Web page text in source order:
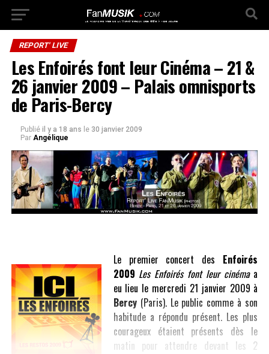
REPORT' LIVE
Les Enfoirés font leur Cinéma – 21 &
26 janvier 2009 – Palais omnisports
de Paris-Bercy
Publié il y a 18 ans le 30 janvier 2009
Par Angélique
Le premier concert des Enfoirés
2009 Les Enfoirés font leur cinémaa
eu lieu le mercredi 21 janvier 2009 à
Bercy (Paris). Le public comme à son
habitude a répondu présent. Les plus
courageux étaient présents dès le
matin pour attendre devant les 2